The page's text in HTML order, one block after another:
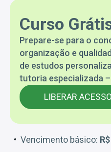
Curso
Prepare-se para o
organização e
de estudos
tutoria especializada
LIBERAR
Vencimento básico: